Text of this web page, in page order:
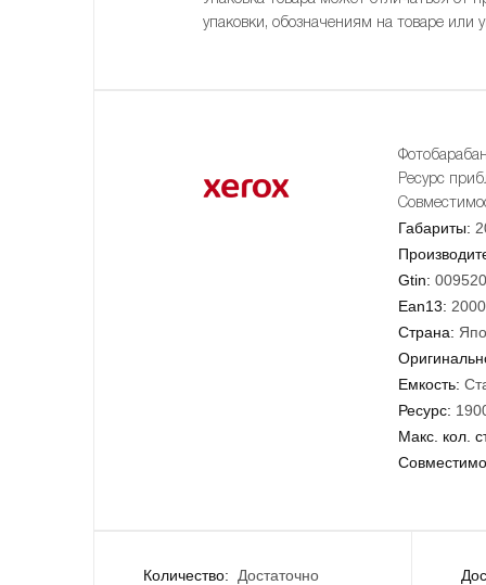
упаковки, обозначениям на товаре или
Ресурс
Габариты:
Gtin:
Ean13:
Страна:
Емкость:
Ресурс:
Макс. кол.
Количество: Достаточно